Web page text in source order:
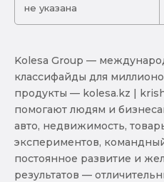
не указана
Kolesa Group —
классифайды для
продукты — kolesa.kz |
помогают людям и
авто, недвижимость,
экспериментов,
постоянное развитие и
результатов —